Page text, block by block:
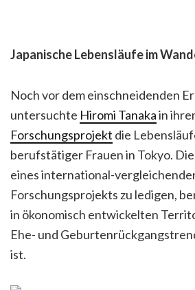
Japanische Lebensläufe im
Noch vor dem einschneidenden
untersuchte Hiromi Tanakain
Forschungsprojekt die
berufstätiger Frauen in Tokyo.
eines international-
Forschungsprojekts zu ledigen,
in ökonomisch entwickelten
Ehe- und
ist.